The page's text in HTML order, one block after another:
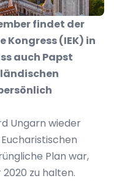
findet der
(IEK) in
auch Papst
Ungarn wieder
Plan war,
zu halten.